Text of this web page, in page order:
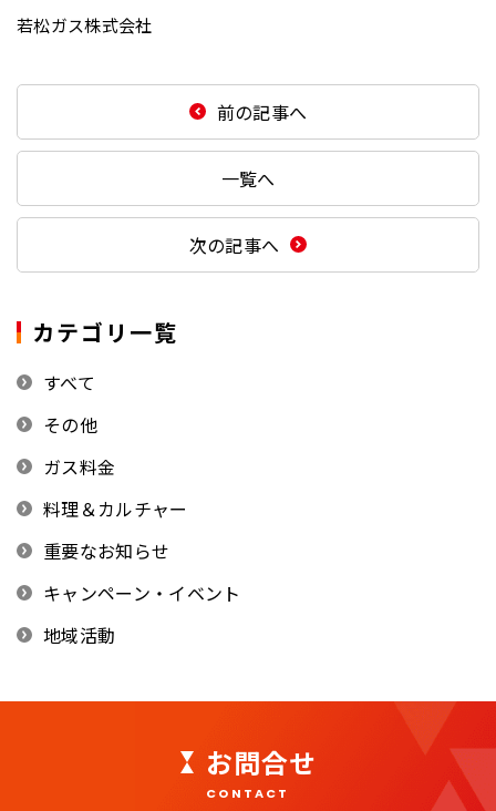
若松ガス株式会社
前の記事へ
一覧へ
次の記事へ
カテゴリ一覧
すべて
その他
ガス料金
料理＆カルチャー
重要なお知らせ
キャンペーン・イベント
地域活動
お問合せ
CONTACT